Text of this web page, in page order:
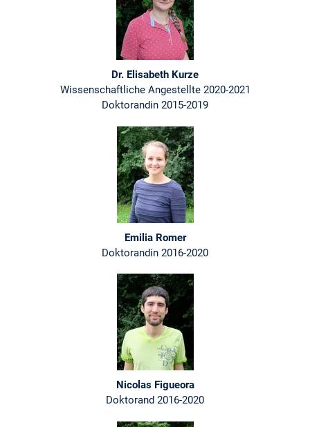
Dr. Elisabeth Kurze
Wissenschaftliche Angestellte 2020-2021
Doktorandin 2015-2019
Emilia Romer
Doktorandin 2016-2020
Nicolas Figueora
Doktorand 2016-2020